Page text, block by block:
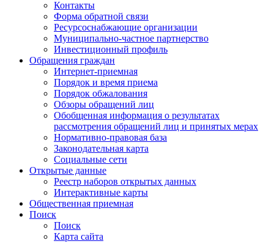
Контакты
Форма обратной связи
Ресурсоснабжающие организации
Муниципально-частное партнерство
Инвестиционный профиль
Обращения граждан
Интернет-приемная
Порядок и время приема
Порядок обжалования
Обзоры обращений лиц
Обобщенная информация о результатах
рассмотрения обращений лиц и принятых мерах
Нормативно-правовая база
Законодательная карта
Социальные сети
Открытые данные
Реестр наборов открытых данных
Интерактивные карты
Общественная приемная
Поиск
Поиск
Карта сайта